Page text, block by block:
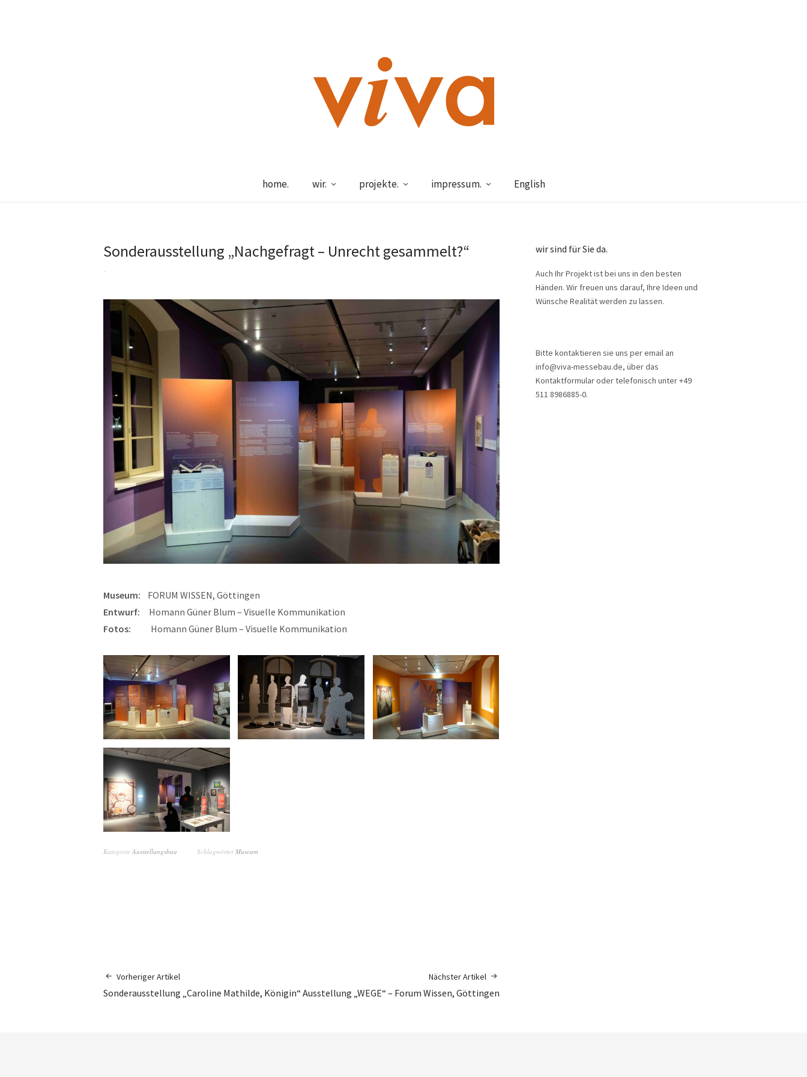
home. wir. projekte. impressum. English
Sonderausstellung „Nachgefragt – Unrecht gesammelt?“
Museum: FORUM WISSEN, Göttingen
Entwurf: Homann Güner Blum – Visuelle Kommunikation
Fotos: Homann Güner Blum – Visuelle Kommunikation
Kategorie Ausstellungsbau SchlagwörterMuseum
Vorheriger Artikel
Sonderausstellung „Caroline Mathilde, Königin“
Nächster Artikel
Ausstellung „WEGE“ – Forum Wissen, Göttingen
wir sind für Sie da.
Auch Ihr Projekt ist bei uns in den besten
Händen. Wir freuen uns darauf, Ihre Ideen und
Wünsche Realität werden zu lassen.
Bitte kontaktieren sie uns per email an
info@viva-messebau.de, über das
Kontaktformular oder telefonisch unter +49
511 8986885-0.